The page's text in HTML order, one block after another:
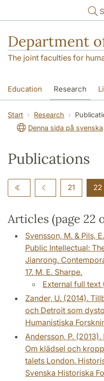
Department
The joint faculties for
Education Research
About the Department
Start Research
Denna sida på svenska
Publications
21 22
Articles (page 22
Svensson, M. & Pils,
Public Intellectual:
Jianrong.
17. M. E. Sharpe.
External full text
Zander, U. (2014).
och Detroit som
Humanistiska
Andersson, P.
Om klädsel och
talets London.
Svenska Historiska